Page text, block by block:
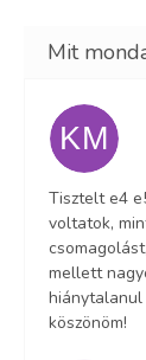
KM
Tisztelt e4
voltatok,
mellett
hiánytalanul
köszönöm!